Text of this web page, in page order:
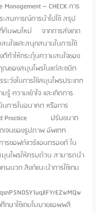
– CHECK การ
สบการณ์การนำไปใช้ สรุป
ค้นพบใหม่ จากการสังเกต
ใจและสนุกสนานในการใช้
ทำให้กระตุ้นความสนใจของ
ณของสมุนไพรในแต่ละชนิด
ะวังในการใช้สมุนไพรประเภท
ความเข้าใจ และเกิดการ
นการในอนาคต หรือการ
Practice ปรับขนาด
จนของรูปภาพ อัพเดท
รซอฟต์แวร์แอนดรอยด์ ใน
มุนไพรให้ครบถ้วน สามารถนำ
ผนวก ลิงก์แนะนำการใช้เกม
ษาใช้เกมโมบายแอพพลิ